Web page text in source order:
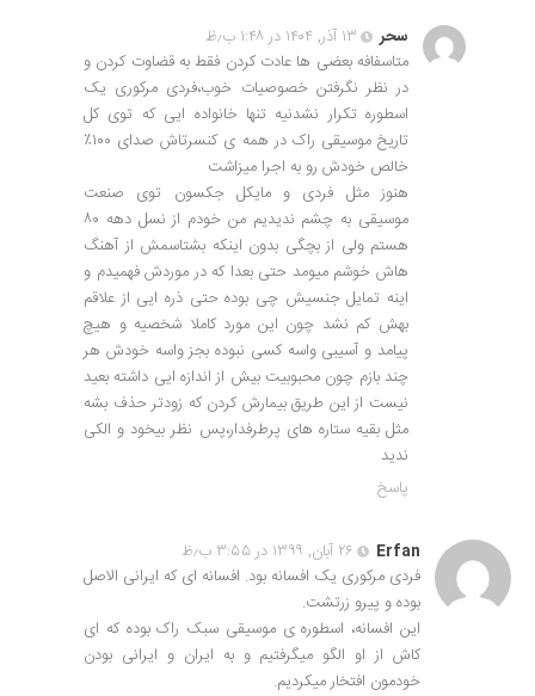
سحر
۱۳ آذر, ۱۴۰۴ در ۱:۴۸ ب٫ظ
متاسفافه بعضی ها عادت کردن فقط به قضاوت کردن و
در نظر نگرفتن خصوصیات خوب،فردی مرکوری یک
اسطوره تکرار نشدنیه تنها خانواده ایی که توی کل
تاریخ موسیقی راک در همه ی کنسرتاش صدای ۱۰۰٪
خالص خودش رو به اجرا میزاشت
هنوز مثل فردی و مایکل جکسون توی صنعت
موسیقی به چشم ندیدیم من خودم از نسل دهه ۸۰
هستم ولی از بچگی بدون اینکه بشتاسمش از آهنگ
هاش خوشم میومد حتی بعدا که در موردش فهمیدم و
اینه تمایل جنسیش چی بوده حتی ذره ایی از علاقم
بهش کم نشد چون این مورد کاملا شخصیه و هیچ
پیامد و آسیبی واسه کسی نبوده بجز واسه خودش هر
چند بازم چون محبوبیت بیش از اندازه ایی داشته بعید
نیست از این طریق بیمارش کردن که زودتر حذف بشه
مثل بقیه ستاره های پرطرفدار،پس نظر بیخود و الکی
ندید
پاسخ
Erfan
۲۶ آبان, ۱۳۹۹ در ۳:۵۵ ب٫ظ
فردی مرکوری یک افسانه بود. افسانه ای که ایرانی الاصل
بوده و پیرو زرتشت.
این افسانه، اسطوره ی موسیقی سبک راک بوده که ای
کاش از او الگو میگرفتیم و به ایران و ایرانی بودن
خودمون افتخار میکردیم.